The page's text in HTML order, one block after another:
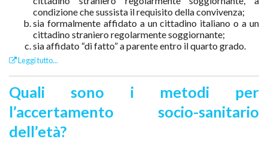
condizione che sussista il requisito della convivenza;
sia formalmente affidato a un cittadino italiano o a un
cittadino straniero regolarmente soggiornante;
sia affidato “di fatto” a parente entro il quarto grado.
Leggi tutto...
Quali sono i metodi per
l’accertamento socio-sanitario
dell’età?